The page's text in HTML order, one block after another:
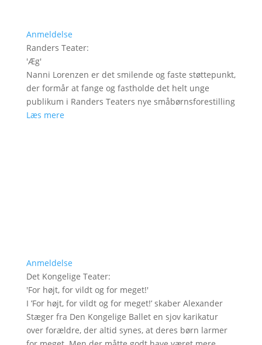
Anmeldelse
Randers Teater:
'Æg'
Nanni Lorenzen er det smilende og faste støttepunkt,
der formår at fange og fastholde det helt unge
publikum i Randers Teaters nye småbørnsforestilling
Læs mere
Anmeldelse
Det Kongelige Teater:
'For højt, for vildt og for meget!'
I ’For højt, for vildt og for meget!’ skaber Alexander
Stæger fra Den Kongelige Ballet en sjov karikatur
over forældre, der altid synes, at deres børn larmer